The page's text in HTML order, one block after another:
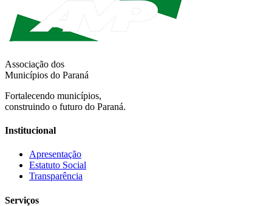
Associação dos
Municípios do Paraná
Fortalecendo municípios,
construindo o futuro do Paraná.
Institucional
Apresentação
Estatuto Social
Transparência
Serviços